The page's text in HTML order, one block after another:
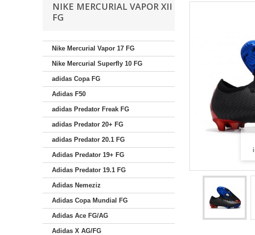
NIKE MERCURIAL VAPOR XII
FG
Nike Mercurial Vapor 17 FG
Nike Mercurial Superfly 10 FG
adidas Copa FG
Adidas F50
adidas Predator Freak FG
adidas Predator 20+ FG
adidas Predator 20.1 FG
Adidas Predator 19+ FG
Adidas Predator 19.1 FG
Adidas Nemeziz
Adidas Copa Mundial FG
Adidas Ace FG/AG
Adidas X AG/FG